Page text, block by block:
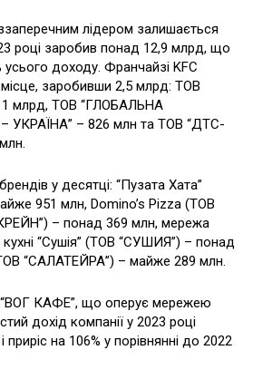
лідером залишається
році заробив понад 12,9 млрд, що
доходу. Франчайзі KFC
місце, заробивши 2,5 млрд: ТОВ
1 млрд, ТОВ “ГЛОБАЛЬНА
– 826 млн та ТОВ “ДТС-
у десятці: “Пузата Хата”
951 млн, Domino’s Pizza (ТОВ
– понад 369 млн, мережа
кухні “Сушія” (ТОВ “СУШИЯ”) – понад
“САЛАТЕЙРА”) – майже 289 млн.
КАФЕ”, що оперує мережею
дохід компанії у 2023 році
на 106% у порівнянні до 2022